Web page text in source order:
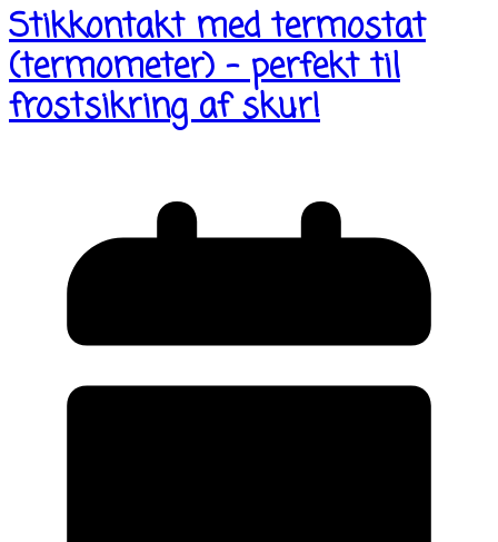
Stikkontakt med termostat
(termometer) – perfekt til
frostsikring af skur!